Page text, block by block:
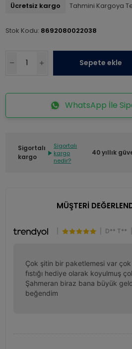
Ücretsiz kargo
Tahmini Kargoya
Stok Kodu: 8692080022038
Sepete ekle
WhatsApp İle
Sigortalı
kargo
Sigortalı
kargo
nedir?
40 yıllık
MÜŞTERİ
D** T**
Çok şitin bir paketlemesi var
fıstığı hediye olarak koyulmuş
Şahmeran biraz bana büyük
beğendim